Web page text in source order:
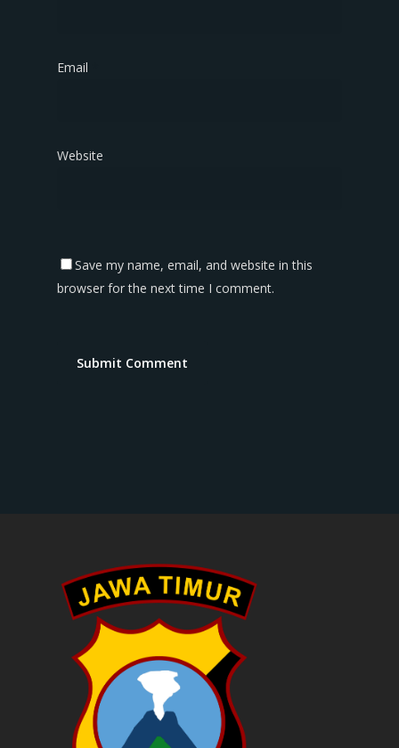
Email
Website
Save my name, email, and website in this
browser for the next time I comment.